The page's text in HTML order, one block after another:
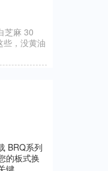
芝麻 30
些，没黄油
BRQ系列
的板式换